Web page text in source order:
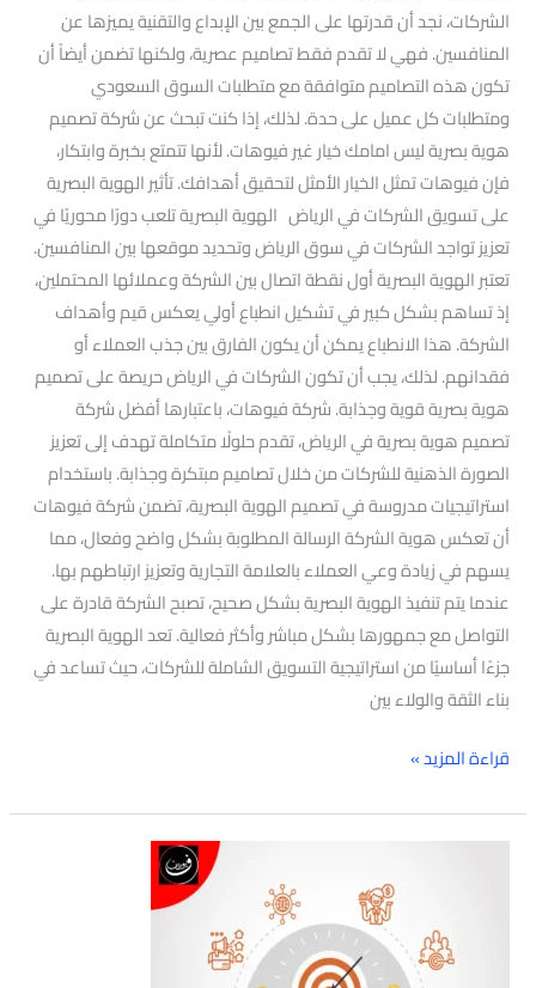
الشركات، نجد أن قدرتها على الجمع بين الإبداع والتقنية يميزها عن
المنافسين. فهي لا تقدم فقط تصاميم عصرية، ولكنها تضمن أيضاً أن
تكون هذه التصاميم متوافقة مع متطلبات السوق السعودي
ومتطلبات كل عميل على حدة. لذلك، إذا كنت تبحث عن شركة تصميم
هوية بصرية ليس امامك خيار غير فيوهات. لأنها تتمتع بخبرة وابتكار،
فإن فيوهات تمثل الخيار الأمثل لتحقيق أهدافك. تأثير الهوية البصرية
على تسويق الشركات في الرياض الهوية البصرية تلعب دورًا محوريًا في
تعزيز تواجد الشركات في سوق الرياض وتحديد موقعها بين المنافسين.
تعتبر الهوية البصرية أول نقطة اتصال بين الشركة وعملائها المحتملين،
إذ تساهم بشكل كبير في تشكيل انطباع أولي يعكس قيم وأهداف
الشركة. هذا الانطباع يمكن أن يكون الفارق بين جذب العملاء أو
فقدانهم. لذلك، يجب أن تكون الشركات في الرياض حريصة على تصميم
هوية بصرية قوية وجذابة. شركة فيوهات، باعتبارها أفضل شركة
تصميم هوية بصرية في الرياض، تقدم حلولًا متكاملة تهدف إلى تعزيز
الصورة الذهنية للشركات من خلال تصاميم مبتكرة وجذابة. باستخدام
استراتيجيات مدروسة في تصميم الهوية البصرية، تضمن شركة فيوهات
أن تعكس هوية الشركة الرسالة المطلوبة بشكل واضح وفعال، مما
يسهم في زيادة وعي العملاء بالعلامة التجارية وتعزيز ارتباطهم بها.
عندما يتم تنفيذ الهوية البصرية بشكل صحيح، تصبح الشركة قادرة على
التواصل مع جمهورها بشكل مباشر وأكثر فعالية. تعد الهوية البصرية
جزءًا أساسيًا من استراتيجية التسويق الشاملة للشركات، حيث تساعد في
بناء الثقة والولاء بين
قراءة المزيد »